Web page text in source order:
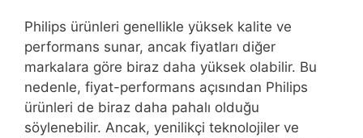
Philips ürünleri genellikle yüksek kalite ve
performans sunar, ancak fiyatları diğer
markalara göre biraz daha yüksek olabilir. Bu
nedenle, fiyat-performans açısından Philips
ürünleri de biraz daha pahalı olduğu
söylenebilir. Ancak, yenilikçi teknolojiler ve